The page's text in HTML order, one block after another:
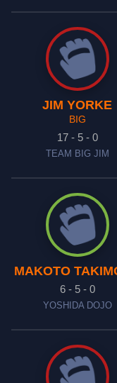
JIM YORKE
BIG
17 - 5 - 0
TEAM BIG JIM
MAKOTO
6 - 5 - 0
YOSHIDA DOJO